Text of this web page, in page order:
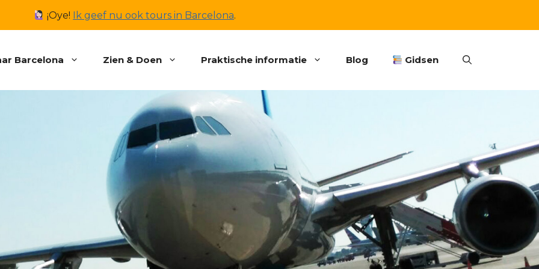
¡Oye! Ik geef nu ook tours in Barcelona.
Barcelona Zien & Doen Praktische informatie Blog Gidsen